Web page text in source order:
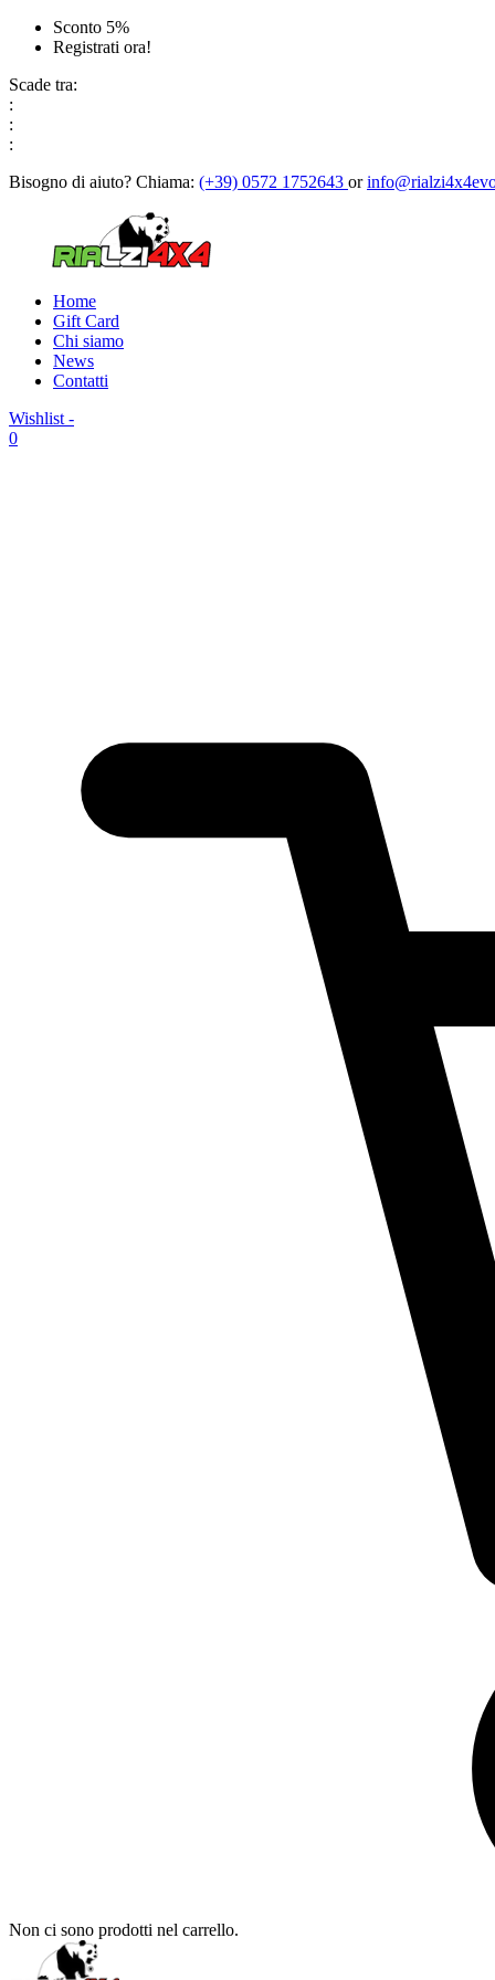
Sconto 5%
Registrati ora!
Scade tra:
:
:
:
Bisogno di aiuto? Chiama: (+39) 0572 1752643 or
Home
Gift Card
Chi siamo
News
Contatti
Wishlist -
0
Non ci sono prodotti nel carrello.